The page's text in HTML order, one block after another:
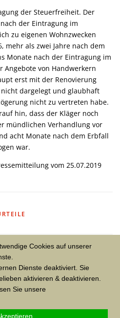
der Steuerfreiheit. Der
der Eintragung im
zu eigenen Wohnzwecken
mehr als zwei Jahre nach dem
Monate nach der Eintragung im
Angebote von Handwerkern
erst mit der Renovierung
dargelegt und glaubhaft
nicht zu vertreten habe.
hin, dass der Kläger noch
mündlichen Verhandlung vor
acht Monate nach dem Erbfall
war.
vom 25.07.2019
KOMMENTAR
um einen Kommentar
Cookies auf unserer
Dienste deaktiviert. Sie
aktivieren & deaktivieren.
Sie unsere